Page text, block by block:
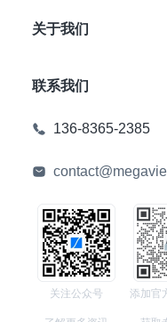
关于我们
联系我们
136-8365-2385
关注公众号 添加官